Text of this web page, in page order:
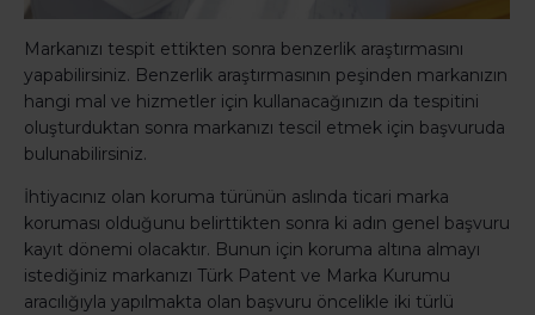
Markanızı tespit ettikten sonra benzerlik araştırmasını
yapabilirsiniz. Benzerlik araştırmasının peşinden markanızın
hangi mal ve hizmetler için kullanacağınızın da tespitini
oluşturduktan sonra markanızı tescil etmek için başvuruda
bulunabilirsiniz.
İhtiyacınız olan koruma türünün aslında ticari marka
koruması olduğunu belirttikten sonra ki adın genel başvuru
kayıt dönemi olacaktır. Bunun için koruma altına almayı
istediğiniz markanızı Türk Patent ve Marka Kurumu
aracılığıyla yapılmakta olan başvuru öncelikle iki türlü